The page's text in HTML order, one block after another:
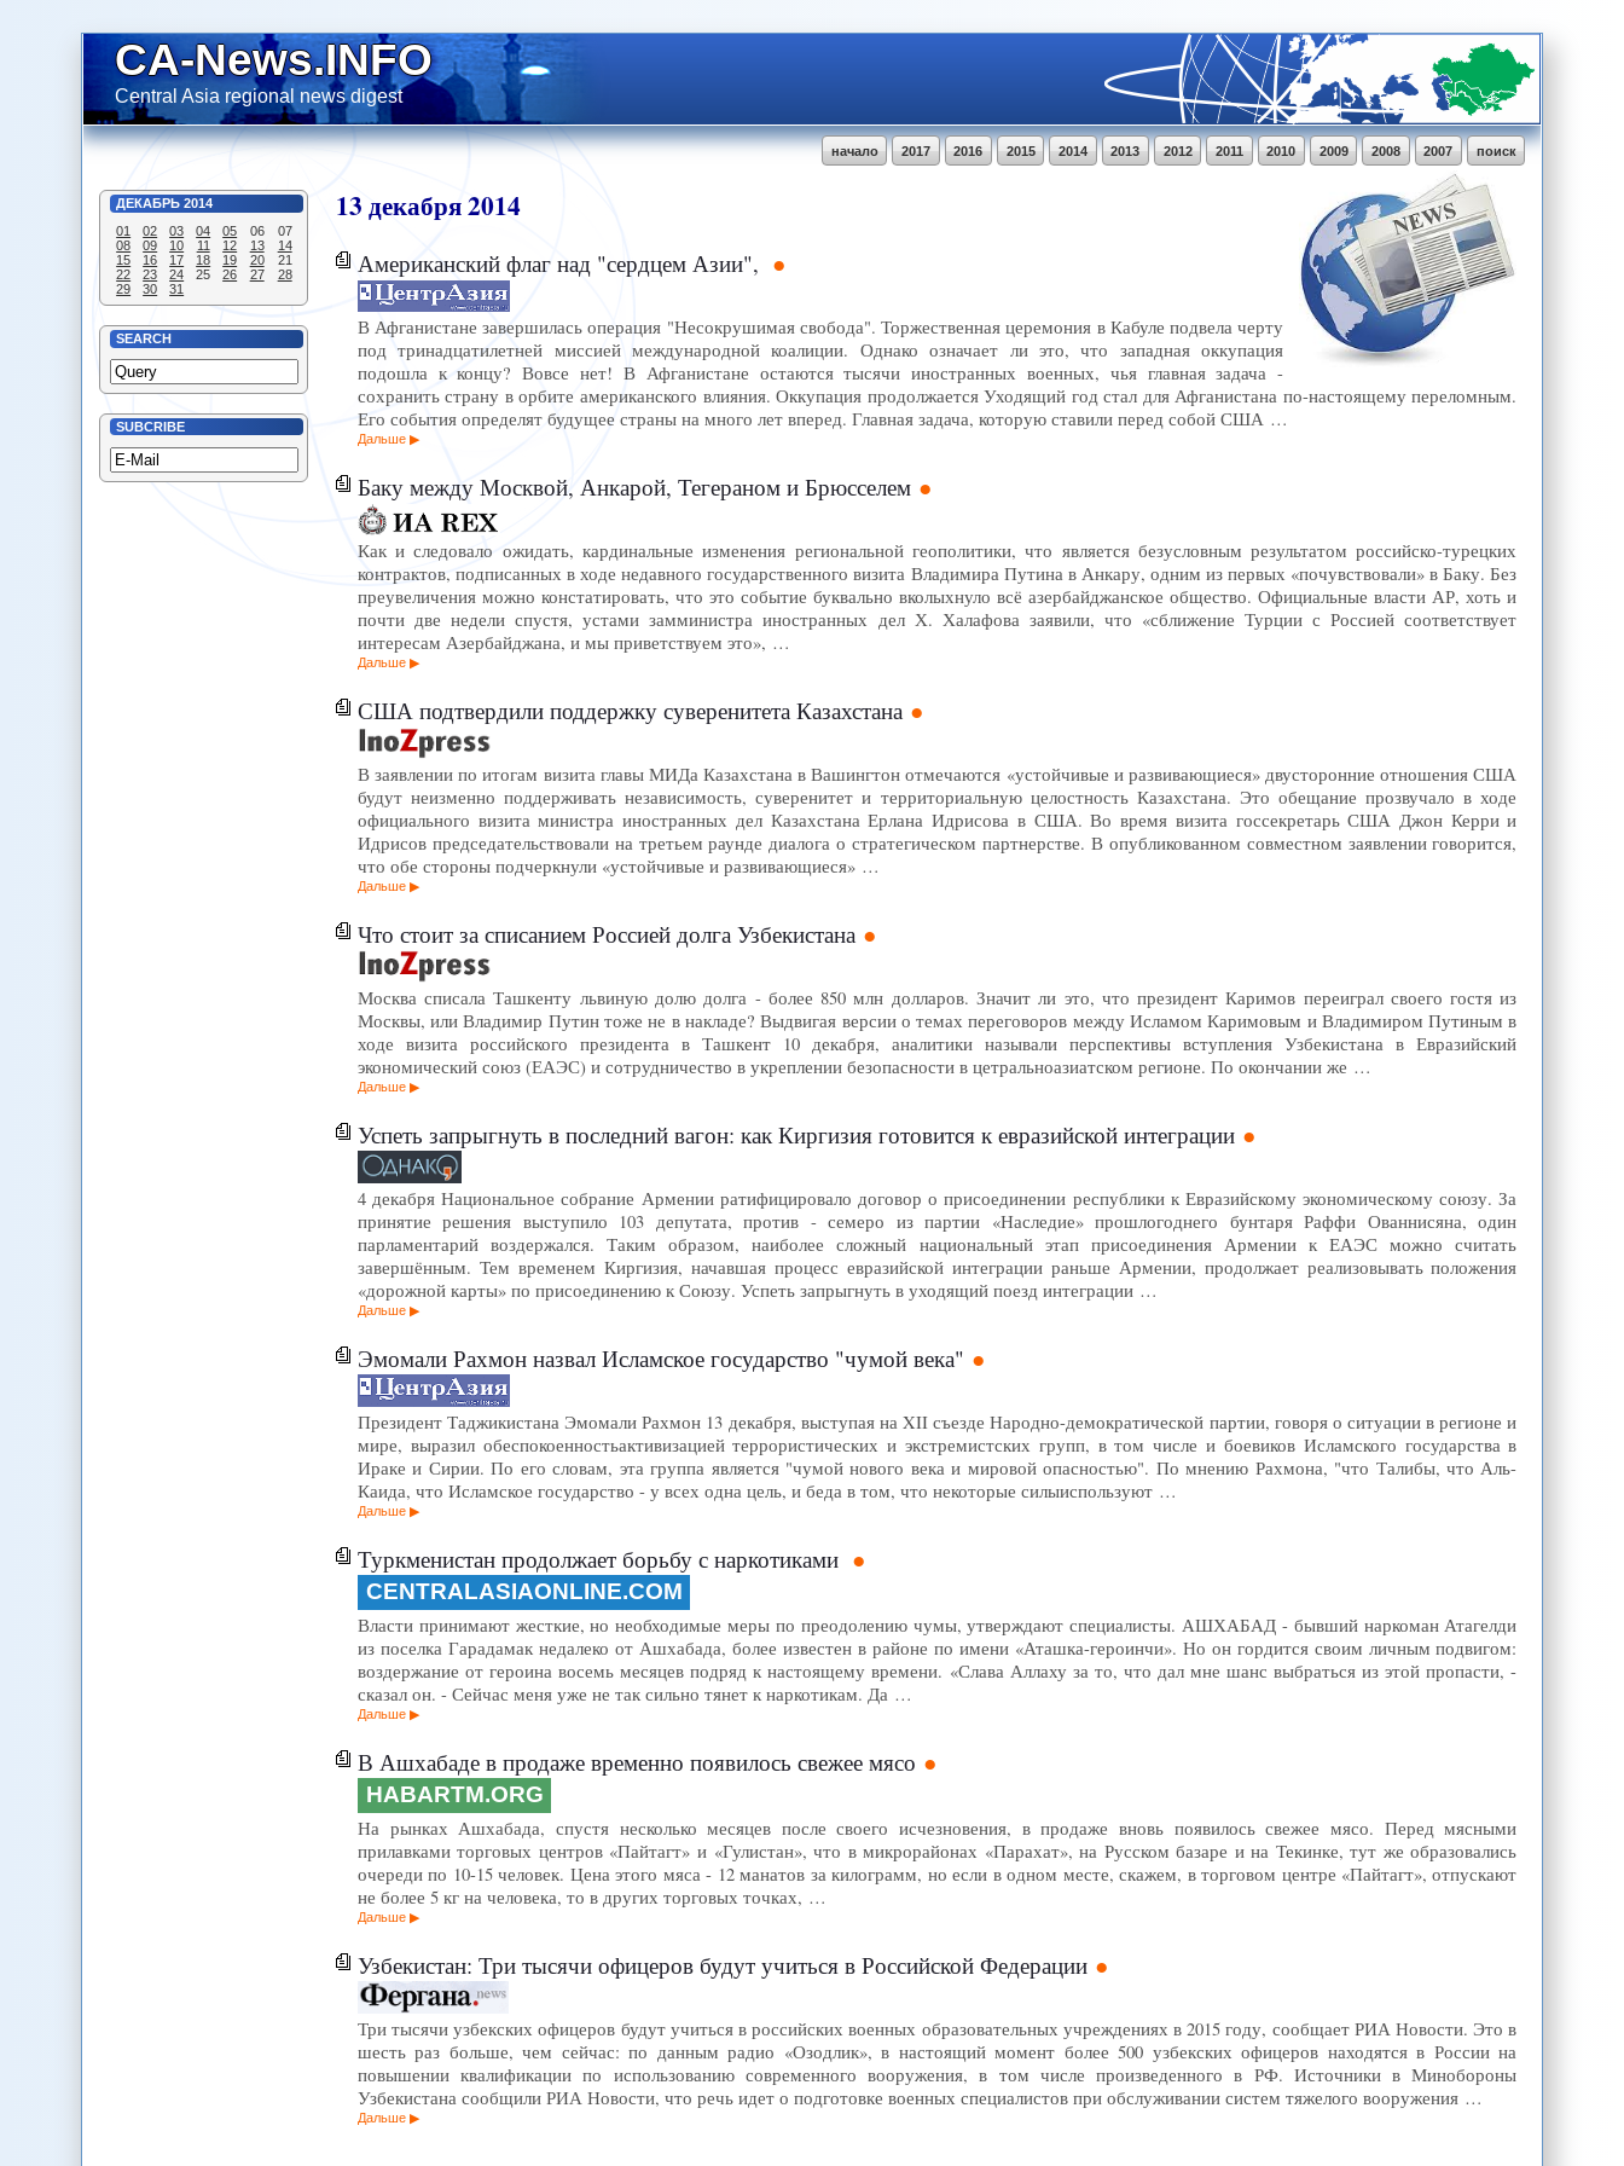
CA-News.INFO
Central Asia regional news digest
поиск
2007
2008
2009
2010
2011
2012
2013
2014
2015
2016
2017
начало
ДЕКАБРЬ 2014
01
02 03 04 05 06
07
08
09 10 11 12 13
14
15
16 17 18 19 20
21
22
23 24 25 26 27
28
29
30 31
SEARCH
SUBCRIBE
13декабря2014
Американский флаг над "сердцем Азии",
В Афганистане завершилась операция "Несокрушимая свобода". Торжественная церемония в Кабуле подвела черту
под тринадцатилетней миссией международной коалиции. Однако означает ли это, что западная оккупация
подошла к концу? Вовсе нет! В Афганистане остаются тысячи иностранных военных, чья главная задача -
сохранить страну в орбите американского влияния. Оккупация продолжается Уходящий год стал для Афганистана по-настоящему переломным.
Его события определят будущее страны на много лет вперед. Главная задача, которую ставили перед собой США …
Дальше
Баку между Москвой, Анкарой, Тегераном и Брюсселем
Как и следовало ожидать, кардинальные изменения региональной геополитики, что является безусловным результатом российско-турецких
контрактов, подписанных в ходе недавного государственного визита Владимира Путина в Анкару, одним из первых «почувствовали» в Баку. Без
преувеличения можно констатировать, что это событие буквально вколыхнуло всё азербайджанское общество. Официальные власти АР, хоть и
почти две недели спустя, устами замминистра иностранных дел Х. Халафова заявили, что «сближение Турции с Россией соответствует
интересам Азербайджана, и мы приветствуем это», …
Дальше
США подтвердили поддержку суверенитета Казахстана
В заявлении по итогам визита главы МИДа Казахстана в Вашингтон отмечаются «устойчивые и развивающиеся» двусторонние отношения США
будут неизменно поддерживать независимость, суверенитет и территориальную целостность Казахстана. Это обещание прозвучало в ходе
официального визита министра иностранных дел Казахстана Ерлана Идрисова в США. Во время визита госсекретарь США Джон Керри и
Идрисов председательствовали на третьем раунде диалога о стратегическом партнерстве. В опубликованном совместном заявлении говорится,
что обе стороны подчеркнули «устойчивые и развивающиеся» …
Дальше
Что стоит за списанием Россией долга Узбекистана
Москва списала Ташкенту львиную долю долга - более 850 млн долларов. Значит ли это, что президент Каримов переиграл своего гостя из
Москвы, или Владимир Путин тоже не в накладе? Выдвигая версии о темах переговоров между Исламом Каримовым и Владимиром Путиным в
ходе визита российского президента в Ташкент 10 декабря, аналитики называли перспективы вступления Узбекистана в Евразийский
экономический союз (ЕАЭС) и сотрудничество в укреплении безопасности в цетральноазиатском регионе. По окончании же …
Дальше
Успеть запрыгнуть в последний вагон: как Киргизия готовится к евразийской интеграции
4 декабря Национальное собрание Армении ратифицировало договор о присоединении республики к Евразийскому экономическому союзу. За
принятие решения выступило 103 депутата, против - семеро из партии «Наследие» прошлогоднего бунтаря Раффи Ованнисяна, один
парламентарий воздержался. Таким образом, наиболее сложный национальный этап присоединения Армении к ЕАЭС можно считать
завершённым. Тем временем Киргизия, начавшая процесс евразийской интеграции раньше Армении, продолжает реализовывать положения
«дорожной карты» по присоединению к Союзу. Успеть запрыгнуть в уходящий поезд интеграции …
Дальше
Эмомали Рахмон назвал Исламское государство "чумой века"
Президент Таджикистана Эмомали Рахмон 13 декабря, выступая на XII съезде Народно-демократической партии, говоря о ситуации в регионе и
мире, выразил обеспокоенностьактивизацией террористических и экстремистских групп, в том числе и боевиков Исламского государства в
Ираке и Сирии. По его словам, эта группа является "чумой нового века и мировой опасностью". По мнению Рахмона, "что Талибы, что Аль-
Каида, что Исламское государство - у всех одна цель, и беда в том, что некоторые силыиспользуют …
Дальше
Туркменистан продолжает борьбу с наркотиками
CENTRALASIAONLINE.COM
Власти принимают жесткие, но необходимые меры по преодолению чумы, утверждают специалисты. АШХАБАД - бывший наркоман Атагелди
из поселка Гарадамак недалеко от Ашхабада, более известен в районе по имени «Аташка-героинчи». Но он гордится своим личным подвигом:
воздержание от героина восемь месяцев подряд к настоящему времени. «Слава Аллаху за то, что дал мне шанс выбраться из этой пропасти, -
сказал он. - Сейчас меня уже не так сильно тянет к наркотикам. Да …
Дальше
В Ашхабаде в продаже временно появилось свежее мясо
HABARTM.ORG
На рынках Ашхабада, спустя несколько месяцев после своего исчезновения, в продаже вновь появилось свежее мясо. Перед мясными
прилавками торговых центров «Пайтагт» и «Гулистан», что в микрорайонах «Парахат», на Русском базаре и на Текинке, тут же образовались
очереди по 10-15 человек. Цена этого мяса - 12 манатов за килограмм, но если в одном месте, скажем, в торговом центре «Пайтагт», отпускают
не более 5 кг на человека, то в других торговых точках, …
Дальше
Узбекистан: Три тысячи офицеров будут учиться в Российской Федерации
Три тысячи узбекских офицеров будут учиться в российских военных образовательных учреждениях в 2015 году, сообщает РИА Новости. Это в
шесть раз больше, чем сейчас: по данным радио «Озодлик», в настоящий момент более 500 узбекских офицеров находятся в России на
повышении квалификации по использованию современного вооружения, в том числе произведенного в РФ. Источники в Минобороны
Узбекистана сообщили РИА Новости, что речь идет о подготовке военных специалистов при обслуживании систем тяжелого вооружения …
Дальше